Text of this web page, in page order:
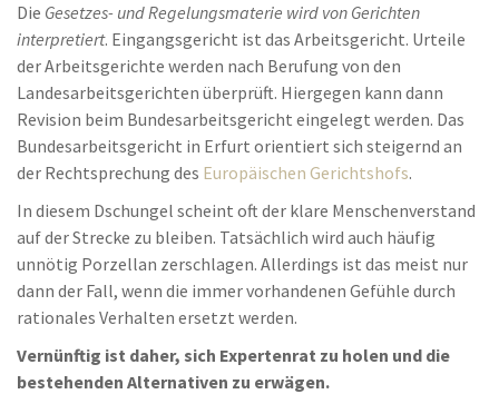
Die Gesetzes- und Regelungsmaterie wird von Gerichten
interpretiert. Eingangsgericht ist das Arbeitsgericht. Urteile
der Arbeitsgerichte werden nach Berufung von den
Landesarbeitsgerichten überprüft. Hiergegen kann dann
Revision beim Bundesarbeitsgericht eingelegt werden. Das
Bundesarbeitsgericht in Erfurt orientiert sich steigernd an
der Rechtsprechung des Europäischen Gerichtshofs.
In diesem Dschungel scheint oft der klare Menschenverstand
auf der Strecke zu bleiben. Tatsächlich wird auch häufig
unnötig Porzellan zerschlagen. Allerdings ist das meist nur
dann der Fall, wenn die immer vorhandenen Gefühle durch
rationales Verhalten ersetzt werden.
Vernünftig ist daher, sich Expertenrat zu holen und die
bestehenden Alternativen zu erwägen.